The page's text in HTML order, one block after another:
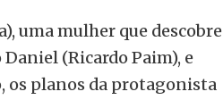
uma mulher que descobre
(Ricardo Paim), e
os planos da protagonista